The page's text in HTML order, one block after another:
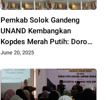
Pemkab Solok Gandeng
UNAND Kembangkan
Kopdes Merah Putih: Dorong
Produksi Pupuk Organik dan
June 20, 2025